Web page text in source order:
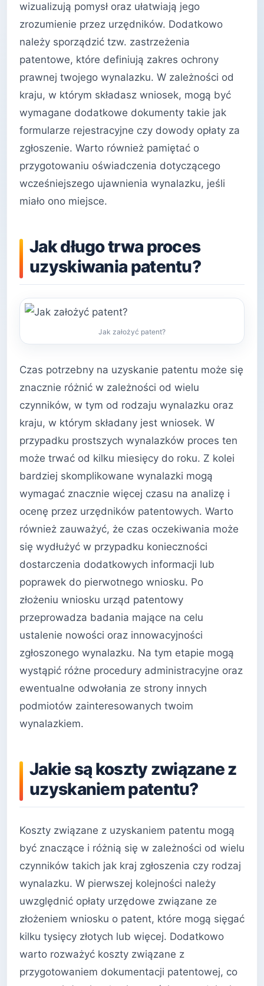
wizualizują pomysł oraz ułatwiają jego
zrozumienie przez urzędników. Dodatkowo
należy sporządzić tzw. zastrzeżenia
patentowe, które definiują zakres ochrony
prawnej twojego wynalazku. W zależności od
kraju, w którym składasz wniosek, mogą być
wymagane dodatkowe dokumenty takie jak
formularze rejestracyjne czy dowody opłaty za
zgłoszenie. Warto również pamiętać o
przygotowaniu oświadczenia dotyczącego
wcześniejszego ujawnienia wynalazku, jeśli
miało ono miejsce.
Jak długo trwa proces
uzyskiwania patentu?
Jak założyć patent?
Czas potrzebny na uzyskanie patentu może się
znacznie różnić w zależności od wielu
czynników, w tym od rodzaju wynalazku oraz
kraju, w którym składany jest wniosek. W
przypadku prostszych wynalazków proces ten
może trwać od kilku miesięcy do roku. Z kolei
bardziej skomplikowane wynalazki mogą
wymagać znacznie więcej czasu na analizę i
ocenę przez urzędników patentowych. Warto
również zauważyć, że czas oczekiwania może
się wydłużyć w przypadku konieczności
dostarczenia dodatkowych informacji lub
poprawek do pierwotnego wniosku. Po
złożeniu wniosku urząd patentowy
przeprowadza badania mające na celu
ustalenie nowości oraz innowacyjności
zgłoszonego wynalazku. Na tym etapie mogą
wystąpić różne procedury administracyjne oraz
ewentualne odwołania ze strony innych
podmiotów zainteresowanych twoim
wynalazkiem.
Jakie są koszty związane z
uzyskaniem patentu?
Koszty związane z uzyskaniem patentu mogą
być znaczące i różnią się w zależności od wielu
czynników takich jak kraj zgłoszenia czy rodzaj
wynalazku. W pierwszej kolejności należy
uwzględnić opłaty urzędowe związane ze
złożeniem wniosku o patent, które mogą sięgać
kilku tysięcy złotych lub więcej. Dodatkowo
warto rozważyć koszty związane z
przygotowaniem dokumentacji patentowej, co